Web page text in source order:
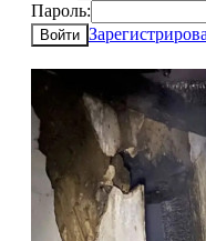
Пароль:
Войти